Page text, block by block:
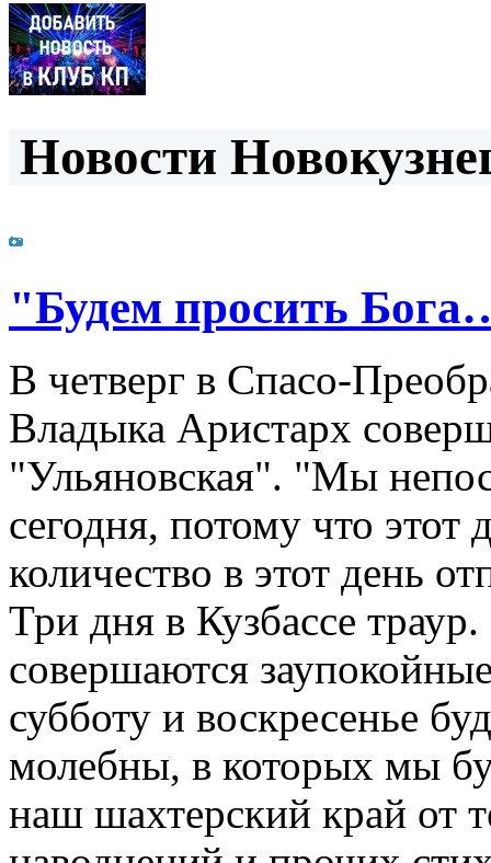
Новости
"Будем просить
В четверг в Спасо-
Владыка Аристарх
"Ульяновская". "Мы
сегодня, потому что
количество в этот день
Три дня в Кузбассе
совершаются
субботу и воскресенье
молебны, в которых мы
наш шахтерский край от